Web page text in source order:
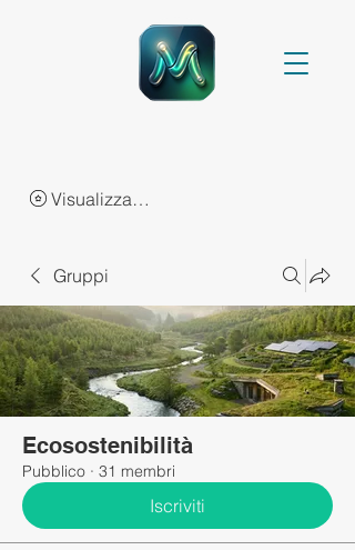
Visualizza punti
Gruppi
Ecosostenibilità
Pubblico · 31 membri
Iscriviti